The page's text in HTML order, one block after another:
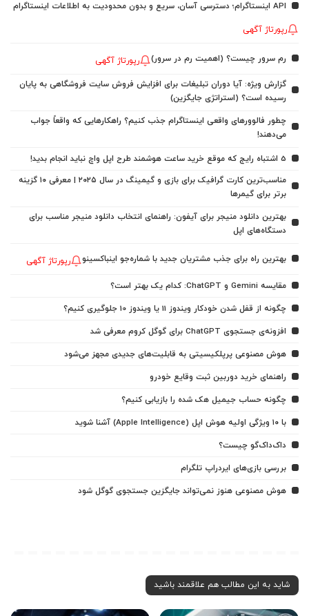
API اینستاگرام؛ دسترسی آسان، سریع و بدون محدودیت به اطلاعات اینستاگرام
رپورتاژ آگهی
رم سرور چیست؟ (اهمیت رم در سرور) رپورتاژ آگهی
گزارش ویژه: آیا دوران تبلیغات برای افزایش فروش سایت فروشگاهی به پایان
رسیده است؟ (استراتژی جایگزین)
چطور فالوورهای واقعی اینستاگرام جذب کنیم؟ راهکارهایی که واقعاً جواب
می‌دهند!
5 اشتباه رایج که موقع خرید ساعت هوشمند طرح اپل واچ نباید انجام بدید!
مناسب‌ترین کارت گرافیک برای بازی و گیمینگ در سال ۲۰۲۵ | معرفی ۱۰ گزینه
برتر برای گیمرها
بهترین دانلود منیجر برای آیفون: راهنمای انتخاب دانلود منیجر مناسب برای
دستگاه‌های اپل
بهترین راه برای جذب مشتریان جدید با شماره‌جو اینباکسینو رپورتاژ آگهی
مقایسه Gemini و ChatGPT: کدام یک بهتر است؟
چگونه از قفل شدن خودکار ویندوز 11 یا ویندوز 10 جلوگیری کنیم؟
افزونه‌ی جستجوی ChatGPT برای گوگل کروم معرفی شد
هوش مصنوعی پرپلکیسیتی به قابلیت‌های جدیدی مجهز می‌شود
راهنمای خرید دوربین ثبت وقایع خودرو
چگونه حساب جیمیل هک شده را بازیابی کنیم؟
با ۱۰ ویژگی اولیه هوش اپل (Apple Intelligence) آشنا شوید
داک‌داک‌گو چیست؟
بررسی بازی‌های ایردراپ تلگرام
هوش مصنوعی هنوز نمی‌تواند جایگزین جستجوی گوگل شود
شاید به این مطالب هم علاقمند باشید